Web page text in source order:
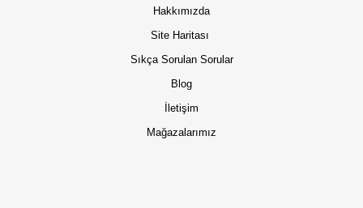
Hakkımızda
Site Haritası
Sıkça Sorulan Sorular
Blog
İletişim
Mağazalarımız